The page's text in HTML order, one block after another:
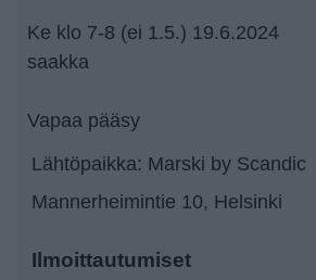
Ke klo 7-8 (ei 1.5.) 19.6.2024
saakka
Vapaa pääsy
Lähtöpaikka: Marski by Scandic
Mannerheimintie 10, Helsinki
Ilmoittautumiset